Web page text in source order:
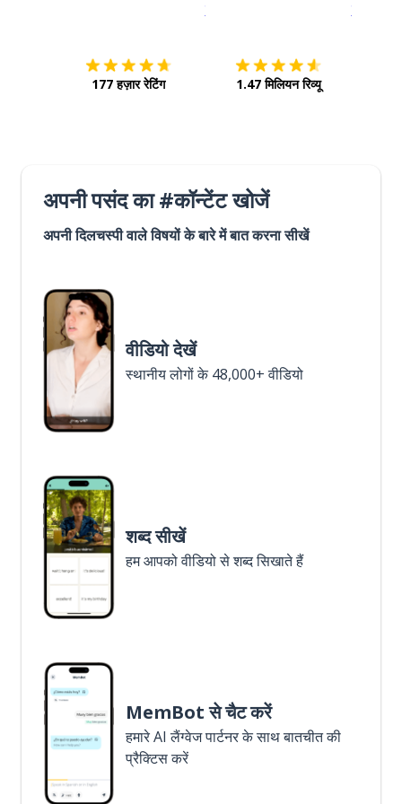
इस पर डाउनलोड करें ऐप स्टोर
177 हज़ार रेटिंग
इसे चालू
1.47 मिलियन रिव्यू
अपनी पसंद का #कॉन्टेंट खोजें
अपनी दिलचस्पी वाले विषयों के बारे में बात करना सीखें
वीडियो देखें
स्थानीय लोगों के 48,000+ वीडियो
शब्द सीखें
हम आपको वीडियो से शब्द सिखाते हैं
MemBot से चैट करें
हमारे AI लैंग्वेज पार्टनर के साथ बातचीत की
प्रैक्टिस करें